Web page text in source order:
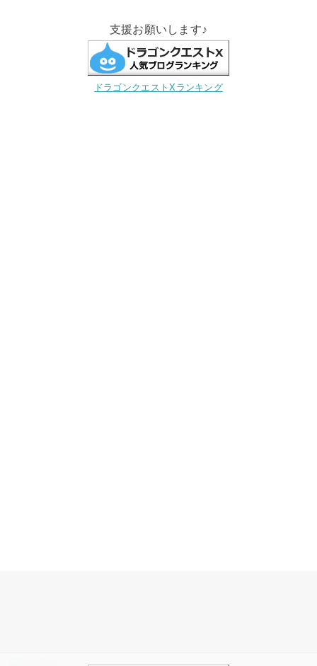
支援お願いします♪
ドラゴンクエストXランキング